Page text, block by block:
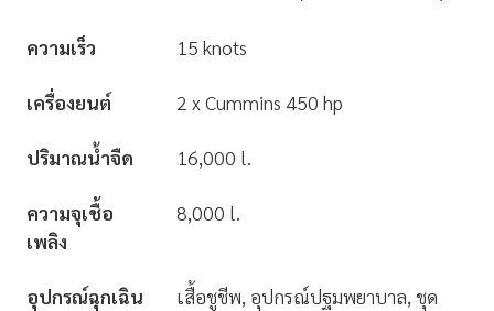
ความเร็ว 15 knots
เครื่องยนต์ 2 x Cummins 450 hp
ปริมาณน้ำจืด 16,000 l.
ความจุเชื้อ
เพลิง
8,000 l.
อุปกรณ์ฉุกเฉิน
เสื้อชูชีพ, อุปกรณ์ปฐมพยาบาล, ชุด